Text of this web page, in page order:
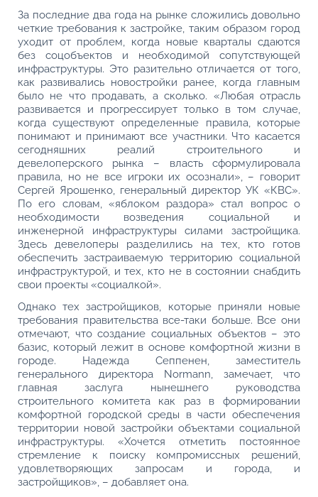
За последние два года на рынке сложились довольно
четкие требования к застройке, таким образом город
уходит от проблем, когда новые кварталы сдаются
без соцобъектов и необходимой сопутствующей
инфраструктуры. Это разительно отличается от того,
как развивались новостройки ранее, когда главным
было не что продавать, а сколько. «Любая отрасль
развивается и прогрессирует только в том случае,
когда существуют определенные правила, которые
понимают и принимают все участники. Что касается
сегодняшних реалий строительного и
девелоперского рынка – власть сформулировала
правила, но не все игроки их осознали», – говорит
Сергей Ярошенко, генеральный директор УК «КВС».
По его словам, «яблоком раздора» стал вопрос о
необходимости возведения социальной и
инженерной инфраструктуры силами застройщика.
Здесь девелоперы разделились на тех, кто готов
обеспечить застраиваемую территорию социальной
инфраструктурой, и тех, кто не в состоянии снабдить
свои проекты «социалкой».
Однако тех застройщиков, которые приняли новые
требования правительства все-таки больше. Все они
отмечают, что создание социальных объектов – это
базис, который лежит в основе комфортной жизни в
городе. Надежда Сеппенен, заместитель
генерального директора Normann, замечает, что
главная заслуга нынешнего руководства
строительного комитета как раз в формировании
комфортной городской среды в части обеспечения
территории новой застройки объектами социальной
инфраструктуры. «Хочется отметить постоянное
стремление к поиску компромиссных решений,
удовлетворяющих запросам и города, и
застройщиков», – добавляет она.